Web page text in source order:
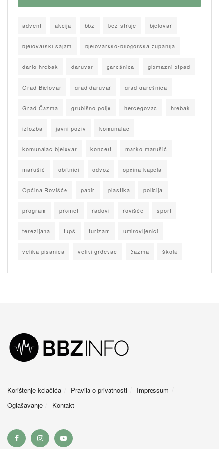
advent akcija bbz bez struje bjelovar
bjelovarski sajam bjelovarsko-bilogorska županija
dario hrebak daruvar garešnica glomazni otpad
Grad Bjelovar grad daruvar grad garešnica
Grad Čazma grubišno polje hercegovac hrebak
izložba javni poziv komunalac
komunalac bjelovar koncert marko marušić
marušić obrtnici odvoz općina kapela
Općina Rovišće papir plastika policija
program promet radovi rovišće sport
terezijana tupš turizam umirovljenici
velika pisanica veliki grđevac čazma škola
Korištenje kolačića Pravila o privatnosti
Impressum
Oglašavanje
Kontakt